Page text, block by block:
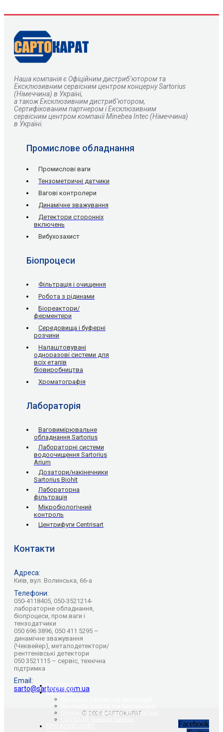
Наша компанія є Офіційним дистриб’ютором та
Ексклюзивним сервісним центром концерну Sartorius
(Німеччина) в Україні,
а також Ексклюзивним дистриб’ютором,
Сертифікованим партнером і Ексклюзивним
сервісним центром компанії Minebea Intec (Німеччина)
в Україні.
Промислове обладнання
Промислові ваги
Тензометричні датчики
Вагові контролери
Динамічне зважування
Детектори сторонніх
включень
Вибухозахист
Біопроцеси
Фільтрація і очищення
Робота з рідинами
Біореактори/
ферментери
Середовища і буферні
розчини
Налаштовувані
одноразові системи для
всіх етапів
біовиробництва
Хроматографія
Лабораторія
Ваговимірювальне
обладнання Sartorius
Лабораторні системи
водоочищення Sartorius
Arium
Дозатори/накінечники
Sartorius Biohit
Лабораторна
фільтрація
Мікробіологічний
контроль
Центрифуги Centrisart
Контакти
Адреса:
Київ, вул. Волинська, 66-а
Телефони:
050-4118405, 050-3521214-
лабораторне обладнання,
біопроцеси, пром.ваги і
тензодатчики
050 696 3896, 050 411 5295 –
динамічне зважування
(Чеквейер), металодетектори/
рентгенівські детектори
050 3521115 – сервіс, технічна
підтримка
Email:
sarto@sartorius.com.ua
© 2026 САРТОКАРАТ
Facebook
ГОЛОВНА
КАТАЛОГ
Промислове обладнання Minebea Intec